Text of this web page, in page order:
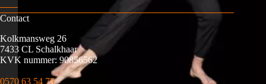
Contact
Kolkmansweg 26
7433 CL Schalkhaar
KVK nummer: 90856562
0570 63 54 75